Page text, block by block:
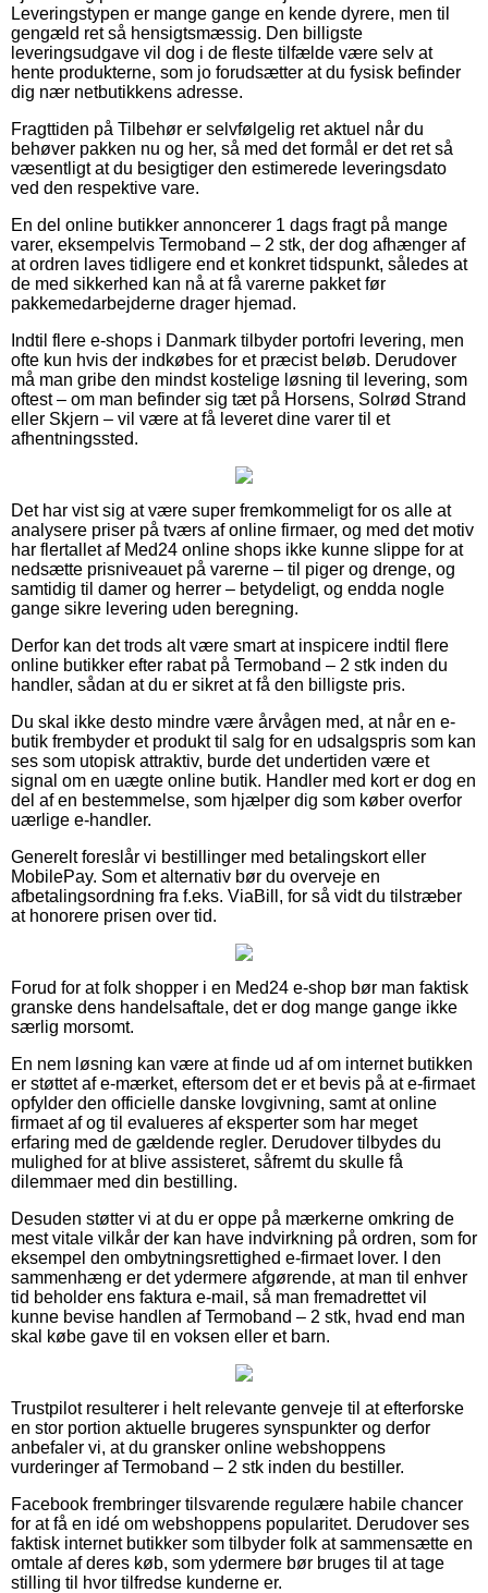
Leveringstypen er mange gange en kende dyrere, men til
gengæld ret så hensigtsmæssig. Den billigste
leveringsudgave vil dog i de fleste tilfælde være selv at
hente produkterne, som jo forudsætter at du fysisk befinder
dig nær netbutikkens adresse.
Fragttiden på Tilbehør er selvfølgelig ret aktuel når du
behøver pakken nu og her, så med det formål er det ret så
væsentligt at du besigtiger den estimerede leveringsdato
ved den respektive vare.
En del online butikker annoncerer 1 dags fragt på mange
varer, eksempelvis Termoband – 2 stk, der dog afhænger af
at ordren laves tidligere end et konkret tidspunkt, således at
de med sikkerhed kan nå at få varerne pakket før
pakkemedarbejderne drager hjemad.
Indtil flere e-shops i Danmark tilbyder portofri levering, men
ofte kun hvis der indkøbes for et præcist beløb. Derudover
må man gribe den mindst kostelige løsning til levering, som
oftest – om man befinder sig tæt på Horsens, Solrød Strand
eller Skjern – vil være at få leveret dine varer til et
afhentningssted.
Det har vist sig at være super fremkommeligt for os alle at
analysere priser på tværs af online firmaer, og med det motiv
har flertallet af Med24 online shops ikke kunne slippe for at
nedsætte prisniveauet på varerne – til piger og drenge, og
samtidig til damer og herrer – betydeligt, og endda nogle
gange sikre levering uden beregning.
Derfor kan det trods alt være smart at inspicere indtil flere
online butikker efter rabat på Termoband – 2 stk inden du
handler, sådan at du er sikret at få den billigste pris.
Du skal ikke desto mindre være årvågen med, at når en e-
butik frembyder et produkt til salg for en udsalgspris som kan
ses som utopisk attraktiv, burde det undertiden være et
signal om en uægte online butik. Handler med kort er dog en
del af en bestemmelse, som hjælper dig som køber overfor
uærlige e-handler.
Generelt foreslår vi bestillinger med betalingskort eller
MobilePay. Som et alternativ bør du overveje en
afbetalingsordning fra f.eks. ViaBill, for så vidt du tilstræber
at honorere prisen over tid.
Forud for at folk shopper i en Med24 e-shop bør man faktisk
granske dens handelsaftale, det er dog mange gange ikke
særlig morsomt.
En nem løsning kan være at finde ud af om internet butikken
er støttet af e-mærket, eftersom det er et bevis på at e-firmaet
opfylder den officielle danske lovgivning, samt at online
firmaet af og til evalueres af eksperter som har meget
erfaring med de gældende regler. Derudover tilbydes du
mulighed for at blive assisteret, såfremt du skulle få
dilemmaer med din bestilling.
Desuden støtter vi at du er oppe på mærkerne omkring de
mest vitale vilkår der kan have indvirkning på ordren, som for
eksempel den ombytningsrettighed e-firmaet lover. I den
sammenhæng er det ydermere afgørende, at man til enhver
tid beholder ens faktura e-mail, så man fremadrettet vil
kunne bevise handlen af Termoband – 2 stk, hvad end man
skal købe gave til en voksen eller et barn.
Trustpilot resulterer i helt relevante genveje til at efterforske
en stor portion aktuelle brugeres synspunkter og derfor
anbefaler vi, at du gransker online webshoppens
vurderinger af Termoband – 2 stk inden du bestiller.
Facebook frembringer tilsvarende regulære habile chancer
for at få en idé om webshoppens popularitet. Derudover ses
faktisk internet butikker som tilbyder folk at sammensætte en
omtale af deres køb, som ydermere bør bruges til at tage
stilling til hvor tilfredse kunderne er.